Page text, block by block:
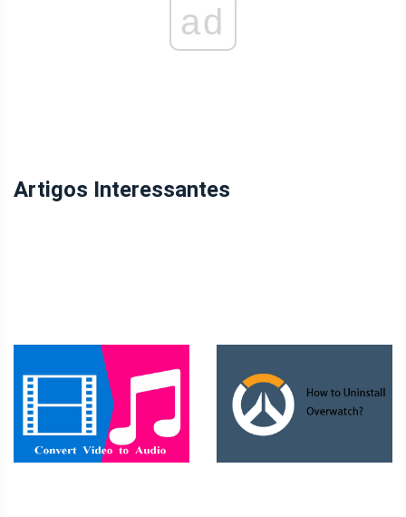
ad
Artigos Interessantes